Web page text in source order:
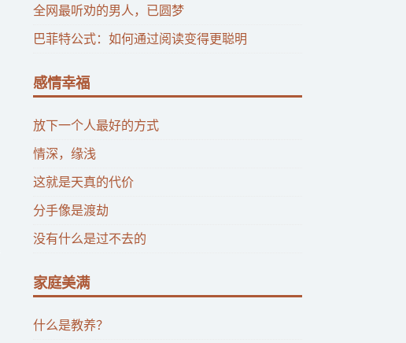
全网最听劝的男人，已圆梦
巴菲特公式：如何通过阅读变得更聪明
感情幸福
放下一个人最好的方式
情深，缘浅
这就是天真的代价
分手像是渡劫
没有什么是过不去的
家庭美满
什么是教养？